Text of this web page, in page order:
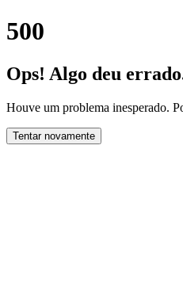
500
Ops! Algo deu
Houve um problema inesperado.
Tentar novamente